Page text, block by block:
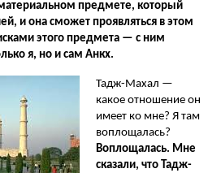
предмете, который
и она сможет проявляться в этом
этого предмета — с ним
я, но и сам Анкх.
Тадж-Махал —
какое отношение он
имеет ко мне? Я там
воплощалась?
Воплощалась. Мне
сказали, что Тадж-